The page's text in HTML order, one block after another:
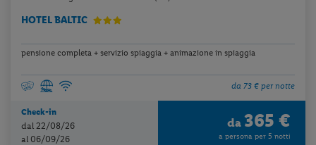
HOTEL BALTIC
pensione completa + servizio spiaggia + animazione in spiaggia
da 73 € per notte
Check-in
dal 22/08/26
al 06/09/26
da 365 €
a persona per 5 notti